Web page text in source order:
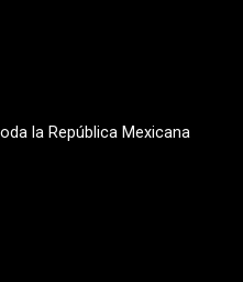
la República Mexicana